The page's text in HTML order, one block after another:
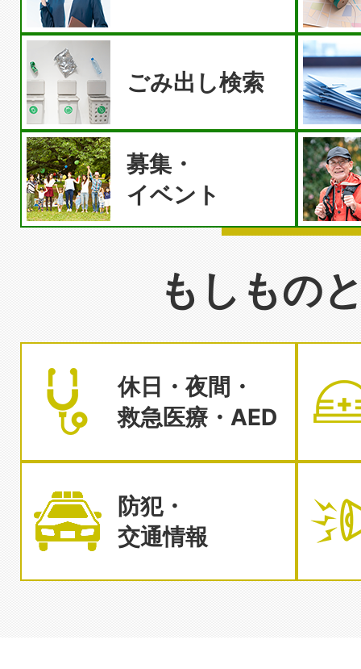
ごみ出し検索
募集・
イベント
もしもの
休日・夜間・
救急医療・AED
防犯・
交通情報